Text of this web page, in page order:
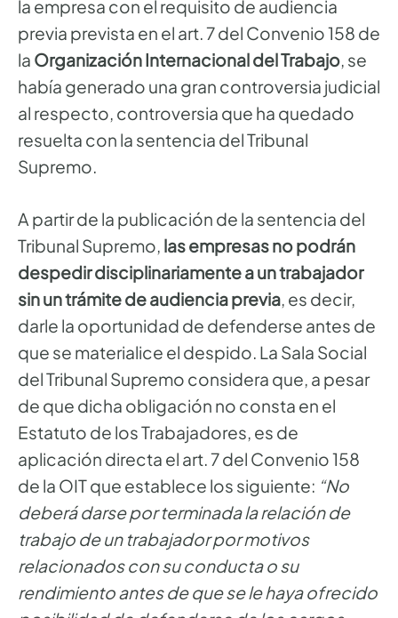
la empresa con el requisito de audiencia
previa prevista en el art. 7 del Convenio 158 de
la Organización Internacional del Trabajo, se
había generado una gran controversia judicial
al respecto, controversia que ha quedado
resuelta con la sentencia del Tribunal
Supremo.
A partir de la publicación de la sentencia del
Tribunal Supremo, las empresas no podrán
despedir disciplinariamente a un trabajador
sin un trámite de audiencia previa , es decir,
darle la oportunidad de defenderse antes de
que se materialice el despido. La Sala Social
del Tribunal Supremo considera que, a pesar
de que dicha obligación no consta en el
Estatuto de los Trabajadores, es de
aplicación directa el art. 7 del Convenio 158
de la OIT que establece los siguiente: “No
deberá darse por terminada la relación de
trabajo de un trabajador por motivos
relacionados con su conducta o su
rendimiento antes de que se le haya ofrecido